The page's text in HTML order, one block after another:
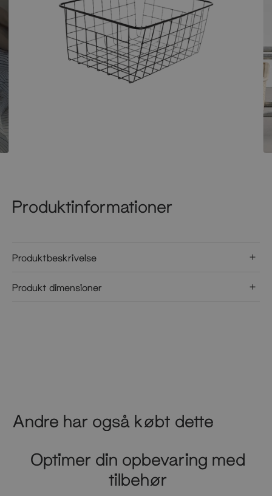
Produktinformationer
Produktbeskrivelse
Produkt dimensioner
Andre har også købt dette
Optimer din opbevaring med
tilbehør